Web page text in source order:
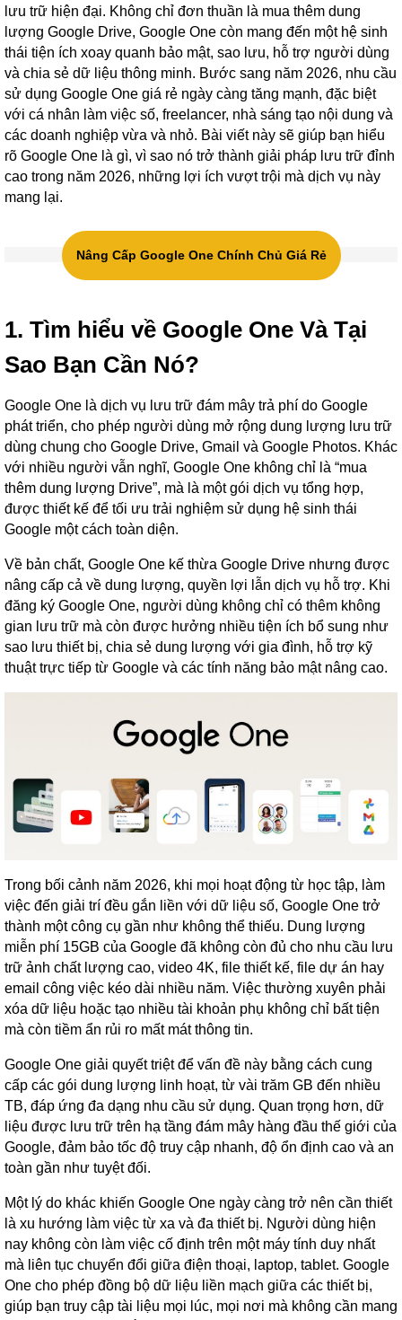
lưu trữ hiện đại. Không chỉ đơn thuần là mua thêm dung
lượng Google Drive, Google One còn mang đến một hệ sinh
thái tiện ích xoay quanh bảo mật, sao lưu, hỗ trợ người dùng
và chia sẻ dữ liệu thông minh. Bước sang năm 2026, nhu cầu
sử dụng Google One giá rẻ ngày càng tăng mạnh, đặc biệt
với cá nhân làm việc số, freelancer, nhà sáng tạo nội dung và
các doanh nghiệp vừa và nhỏ. Bài viết này sẽ giúp bạn hiểu
rõ Google One là gì, vì sao nó trở thành giải pháp lưu trữ đỉnh
cao trong năm 2026, những lợi ích vượt trội mà dịch vụ này
mang lại.
Nâng Cấp Google One Chính Chủ Giá Rẻ
1. Tìm hiểu về Google One Và Tại
Sao Bạn Cần Nó?
Google One là dịch vụ lưu trữ đám mây trả phí do Google
phát triển, cho phép người dùng mở rộng dung lượng lưu trữ
dùng chung cho Google Drive, Gmail và Google Photos. Khác
với nhiều người vẫn nghĩ, Google One không chỉ là “mua
thêm dung lượng Drive”, mà là một gói dịch vụ tổng hợp,
được thiết kế để tối ưu trải nghiệm sử dụng hệ sinh thái
Google một cách toàn diện.
Về bản chất, Google One kế thừa Google Drive nhưng được
nâng cấp cả về dung lượng, quyền lợi lẫn dịch vụ hỗ trợ. Khi
đăng ký Google One, người dùng không chỉ có thêm không
gian lưu trữ mà còn được hưởng nhiều tiện ích bổ sung như
sao lưu thiết bị, chia sẻ dung lượng với gia đình, hỗ trợ kỹ
thuật trực tiếp từ Google và các tính năng bảo mật nâng cao.
Trong bối cảnh năm 2026, khi mọi hoạt động từ học tập, làm
việc đến giải trí đều gắn liền với dữ liệu số, Google One trở
thành một công cụ gần như không thể thiếu. Dung lượng
miễn phí 15GB của Google đã không còn đủ cho nhu cầu lưu
trữ ảnh chất lượng cao, video 4K, file thiết kế, file dự án hay
email công việc kéo dài nhiều năm. Việc thường xuyên phải
xóa dữ liệu hoặc tạo nhiều tài khoản phụ không chỉ bất tiện
mà còn tiềm ẩn rủi ro mất mát thông tin.
Google One giải quyết triệt để vấn đề này bằng cách cung
cấp các gói dung lượng linh hoạt, từ vài trăm GB đến nhiều
TB, đáp ứng đa dạng nhu cầu sử dụng. Quan trọng hơn, dữ
liệu được lưu trữ trên hạ tầng đám mây hàng đầu thế giới của
Google, đảm bảo tốc độ truy cập nhanh, độ ổn định cao và an
toàn gần như tuyệt đối.
Một lý do khác khiến Google One ngày càng trở nên cần thiết
là xu hướng làm việc từ xa và đa thiết bị. Người dùng hiện
nay không còn làm việc cố định trên một máy tính duy nhất
mà liên tục chuyển đổi giữa điện thoại, laptop, tablet. Google
One cho phép đồng bộ dữ liệu liền mạch giữa các thiết bị,
giúp bạn truy cập tài liệu mọi lúc, mọi nơi mà không cần mang